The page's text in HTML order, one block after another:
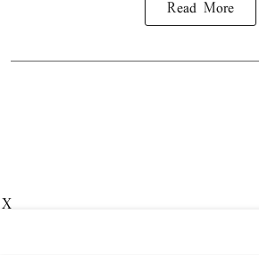
Read More
X